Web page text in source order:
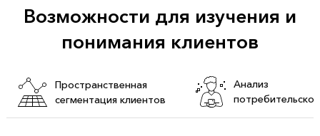
Возможности для изучения и
понимания клиентов
Пространственная
сегментация клиентов
Анализ
поведения